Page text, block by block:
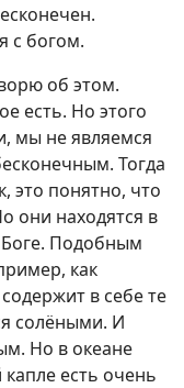
с богом.
об этом.
есть. Но этого
мы не являемся
Тогда
это понятно, что
они находятся в
Боге. Подобным
как
в себе те
солёными. И
Но в океане
есть очень